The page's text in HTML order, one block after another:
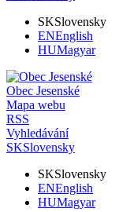
SKSlovensky
ENEnglish
HUMagyar
Obec Jesenské
Mapa webu
RSS
Vyhledávání
SKSlovensky
SKSlovensky
ENEnglish
HUMagyar